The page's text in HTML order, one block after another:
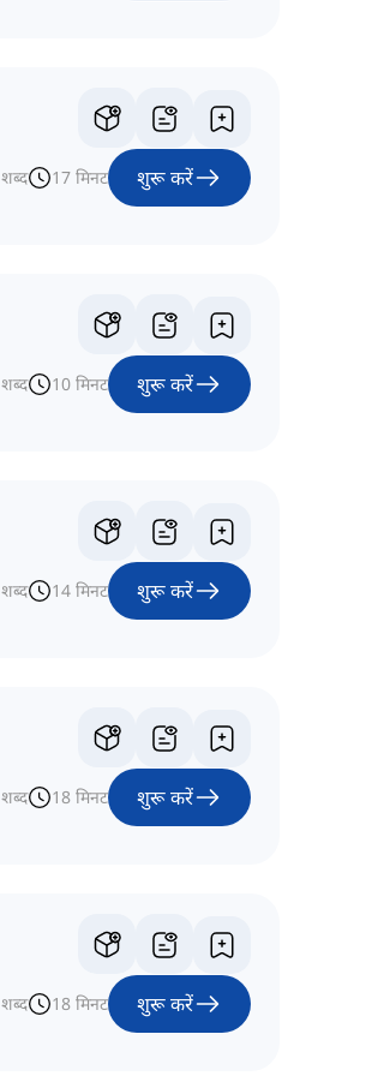
शब्द 17 मिनट शुरू करें
शब्द 10 मिनट शुरू करें
शब्द 14 मिनट शुरू करें
शब्द 18 मिनट शुरू करें
शब्द 18 मिनट शुरू करें